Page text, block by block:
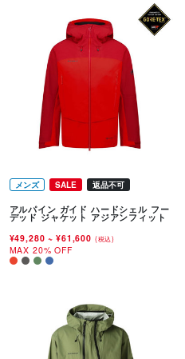
メンズ SALE 返品不可
アルパイン ガイド ハードシェル フー
デッド ジャケット アジアンフィット
¥49,280~ ¥61,600 (税込)
MAX 20% OFF